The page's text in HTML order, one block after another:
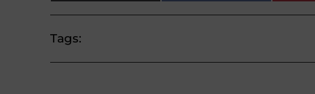
Tags: